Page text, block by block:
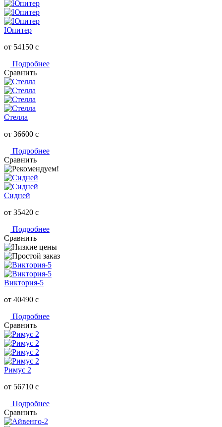
Юпитер
от 54150 c
Подробнее
Сравнить
Стелла
от 36600 c
Подробнее
Сравнить
Сидней
от 35420 c
Подробнее
Сравнить
Виктория-5
от 40490 c
Подробнее
Сравнить
Римус 2
от 56710 c
Подробнее
Сравнить